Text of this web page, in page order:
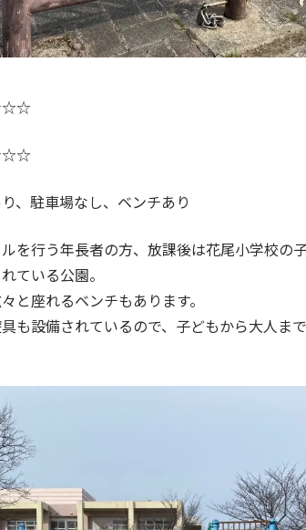
、駐車場なし、ベンチあり
を行う年長者の方、放課後は花尾小学校の
ている公園。
と座れるベンチもあります。
も設備されているので、子どもから大人ま